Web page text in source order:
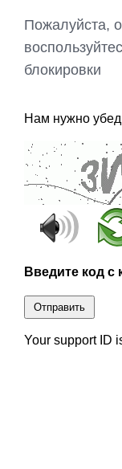
Пожалуйста,
блокировки
Нам нужно
Введите код с
Отправить
Your support ID